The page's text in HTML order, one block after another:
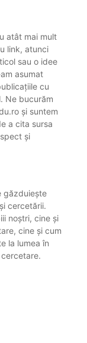
atât mai mult
link, atunci
sau o idee
asumat
cu
Ne bucurăm
și suntem
a cita sursa
și
găzduiește
cercetării.
noștri, cine și
cine și cum
la lumea în